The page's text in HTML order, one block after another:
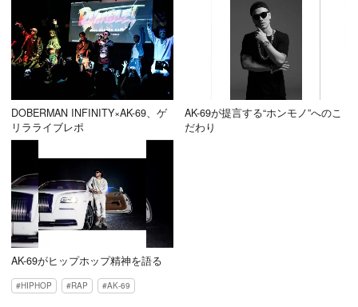
DOBERMAN INFINITY×AK-69、ゲ
リラライブレポ
AK-69が提言する“ホンモノ”へのこ
だわり
AK-69がヒップホップ精神を語る
HIPHOP RAP AK-69